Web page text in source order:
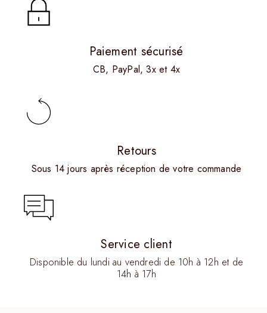
Paiement sécurisé
CB, PayPal, 3x et 4x
Retours
Sous 14 jours après réception de votre commande
Service client
Disponible du lundi au vendredi de 10h à 12h et de
14h à 17h